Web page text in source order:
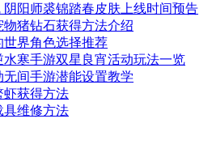
阳师裘锦踏春皮肤上线时间预告
猪钻石获得方法介绍
界角色选择推荐
寒手游双星良宵活动玩法一览
间手游潜能设置教学
虾获得方法
具维修方法